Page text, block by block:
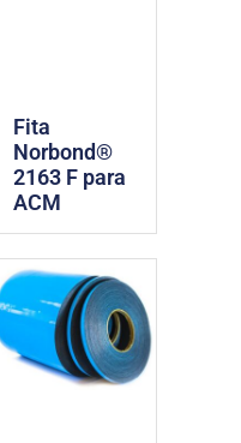
Fita
Norbond®
2163 F para
ACM